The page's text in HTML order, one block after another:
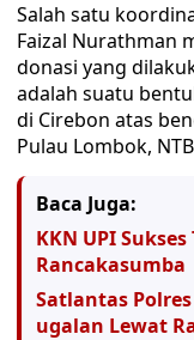
Salah satu
Faizal Nurathman
donasi yang
adalah suatu
di Cirebon atas
Pulau Lombok,
Baca Juga:
KKN UPI
Rancakasumba
Satlantas
ugalan Lewat